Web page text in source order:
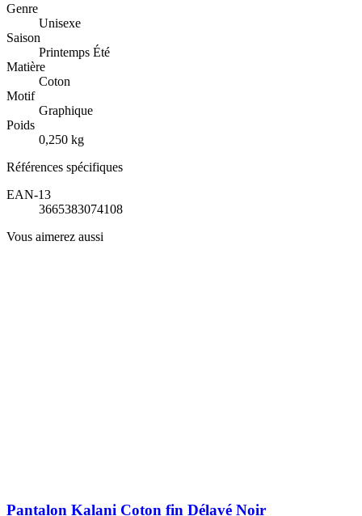
Genre
Unisexe
Saison
Printemps Été
Matière
Coton
Motif
Graphique
Poids
0,250 kg
Références spécifiques
EAN-13
3665383074108
Vous aimerez aussi
Pantalon Kalani Coton fin Délavé Noir